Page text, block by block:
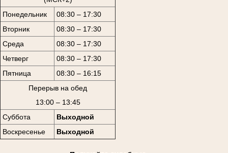
Понедельник
08:30 – 17:30
Вторник
08:30 – 17:30
Среда
08:30 – 17:30
Четверг
08:30 – 17:30
Пятница
08:30 – 16:15
Перерыв на обед
13:00 – 13:45
Суббота
Выходной
Воскресенье
Выходной